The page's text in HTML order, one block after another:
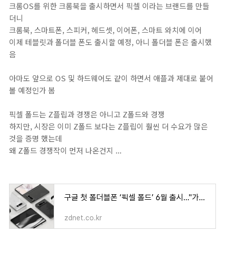
크롬OS를 위한 크롬북을 출시하면서 픽셀 이라는 브랜드를 만들
더니
크롬북, 스마트폰, 스피커, 헤드셋, 이어폰, 스마트 와치에 이어
이제 테블릿과 폴더블 폰도 출시할 예정, 아니 폴더블 폰은 출시했
음
아마도 앞으로 OS 및 하드웨어도 같이 하면서 애플과 제대로 붙어
볼 예정인가 봄
픽셀 폴드는 Z플립과 경쟁은 아니고 Z폴드와 경쟁
하지만, 시장은 이미 Z폴드 보다는 Z플립이 훨씬 더 수요가 많은
것을 증명 했는데
왜 Z폴드 경쟁작이 먼저 나온건지 ...
구글 첫 폴더블폰 ‘픽셀 폴드’ 6월 출시…"가격 220만원 수준"
zdnet.co.kr